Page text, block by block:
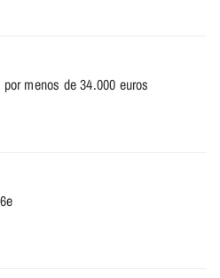
menos de 34.000 euros